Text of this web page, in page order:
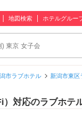
地図検索 ホテルグルー
市ラブホテル 新潟市東区
対応のラブホテ